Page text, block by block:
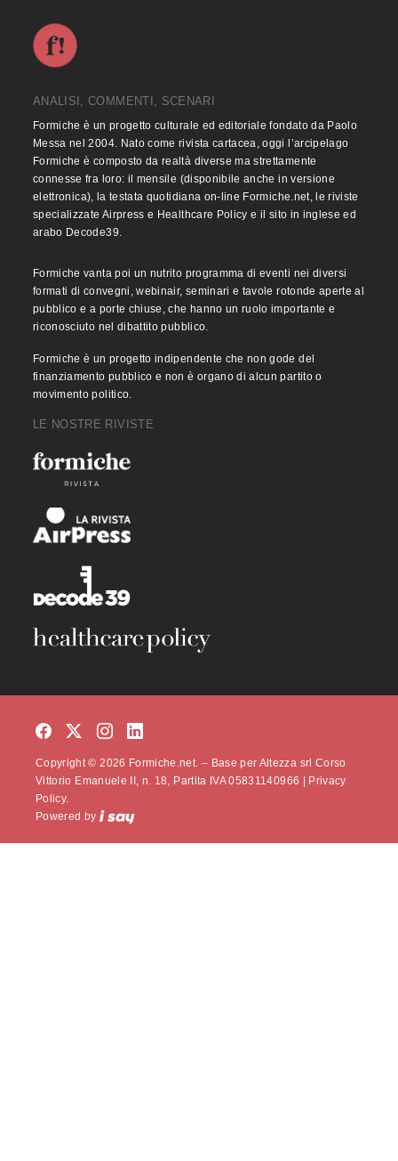
ANALISI, COMMENTI, SCENARI
Formiche è un progetto culturale ed editoriale fondato da Paolo
Messa nel 2004. Nato come rivista cartacea, oggi l’arcipelago
Formiche è composto da realtà diverse ma strettamente
connesse fra loro: il mensile (disponibile anche in versione
elettronica), la testata quotidiana on-line Formiche.net, le riviste
specializzate Airpress e Healthcare Policy e il sito in inglese ed
arabo Decode39.
Formiche vanta poi un nutrito programma di eventi nei diversi
formati di convegni, webinair, seminari e tavole rotonde aperte al
pubblico e a porte chiuse, che hanno un ruolo importante e
riconosciuto nel dibattito pubblico.
Formiche è un progetto indipendente che non gode del
finanziamento pubblico e non è organo di alcun partito o
movimento politico.
LE NOSTRE RIVISTE
Copyright © 2026 Formiche.net. – Base per Altezza srl Corso
Vittorio Emanuele II, n. 18, Partita IVA 05831140966 |
Privacy
Policy.
Powered by